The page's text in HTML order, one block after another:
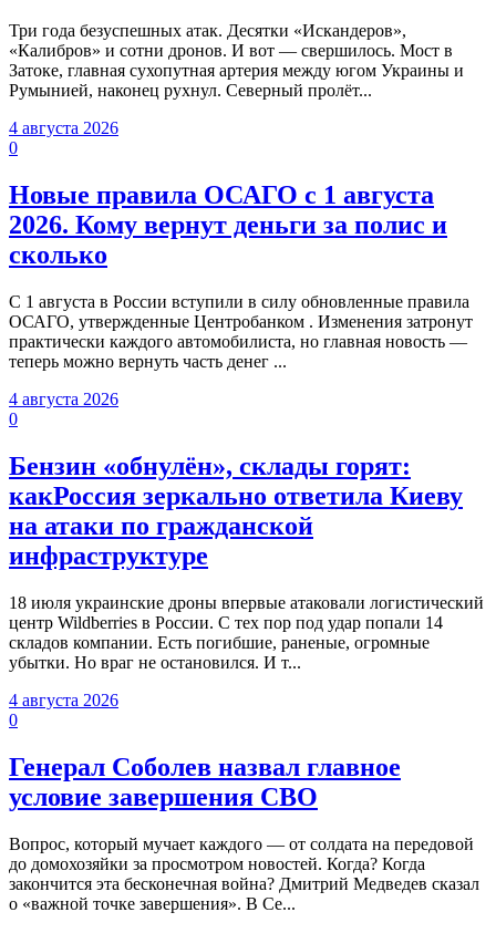
Три года безуспешных атак. Десятки «Искандеров»,
«Калибров» и сотни дронов. И вот — свершилось. Мост в
Затоке, главная сухопутная артерия между югом Украины и
Румынией, наконец рухнул. Северный пролёт...
4 августа 2026
0
Новые правила ОСАГО с 1 августа
2026. Кому вернут деньги за полис и
сколько
С 1 августа в России вступили в силу обновленные правила
ОСАГО, утвержденные Центробанком . Изменения затронут
практически каждого автомобилиста, но главная новость —
теперь можно вернуть часть денег ...
4 августа 2026
0
Бензин «обнулён», склады горят:
какРоссия зеркально ответила Киеву
на атаки по гражданской
инфраструктуре
18 июля украинские дроны впервые атаковали логистический
центр Wildberries в России. С тех пор под удар попали 14
складов компании. Есть погибшие, раненые, огромные
убытки. Но враг не остановился. И т...
4 августа 2026
0
Генерал Соболев назвал главное
условие завершения СВО
Вопрос, который мучает каждого — от солдата на передовой
до домохозяйки за просмотром новостей. Когда? Когда
закончится эта бесконечная война? Дмитрий Медведев сказал
о «важной точке завершения». В Се...